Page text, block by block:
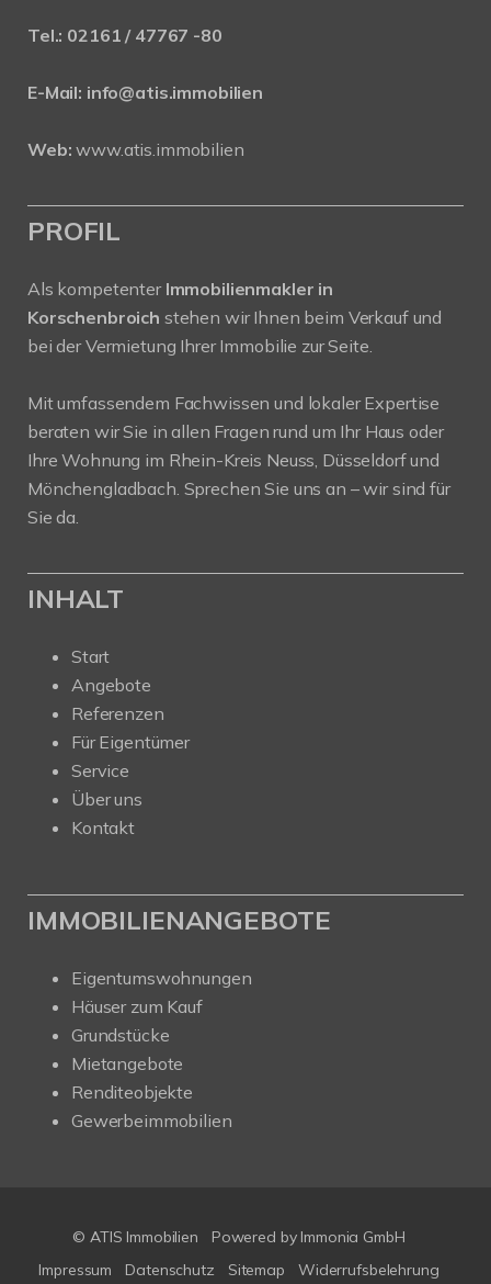
Tel.: 02161 / 47767 -80
E-Mail: info@atis.immobilien
Web: www.atis.immobilien
PROFIL
Als kompetenter Immobilienmakler in
Korschenbroich stehen wir Ihnen beim Verkauf und
bei der Vermietung Ihrer Immobilie zur Seite.
Mit umfassendem Fachwissen und lokaler Expertise
beraten wir Sie in allen Fragen rund um Ihr Haus oder
Ihre Wohnung im Rhein-Kreis Neuss, Düsseldorf und
Mönchengladbach. Sprechen Sie uns an – wir sind für
Sie da.
INHALT
Start
Angebote
Referenzen
Für Eigentümer
Service
Über uns
Kontakt
IMMOBILIENANGEBOTE
Eigentumswohnungen
Häuser zum Kauf
Grundstücke
Mietangebote
Renditeobjekte
Gewerbeimmobilien
© ATIS Immobilien Powered by Immonia GmbH
Impressum
Datenschutz Sitemap Widerrufsbelehrung